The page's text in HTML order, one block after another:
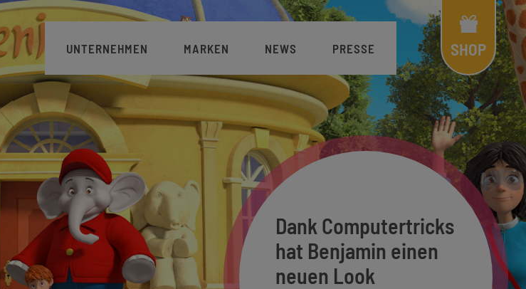
Hauptnavigation
UNTERNEHMEN MARKEN NEWS PRESSE
Menü
SHOP
Dank Computertricks
hat Benjamin einen
neuen Look